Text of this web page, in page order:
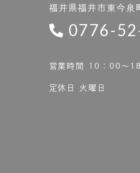
福井県福井市東今
0776-
営業時間 10：00〜
定休日 火曜日